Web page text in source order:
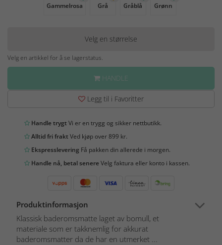
Gammelrosa
Grå Gråblå Grønn
Velg en størrelse
Velg en artikkel for å se lagerstatus.
HANDLE
Legg til i Favoritter
Handle trygtVi er en trygg og sikker nettbutikk.
Alltid fri fraktVed kjøp over 899 kr.
Ekspresslevering Få pakken din allerede i morgen.
Handle nå, betal senereVelg faktura eller konto i kassen.
Produktinformasjon
Klassisk baderomsmatte laget av bomull, et
materiale som er takknemlig for akkurat
baderomsmatter da de har en utmerket ...